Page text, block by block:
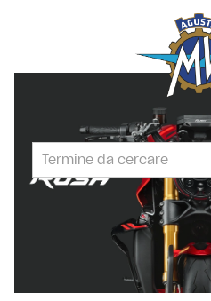
COMUNICATI STAMPA
MEDIA
FOTO
CONTATTI